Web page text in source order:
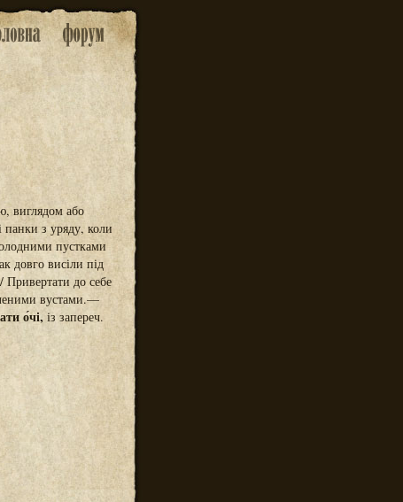
виглядом або
з уряду, коли
пустками
довго висіли під
до себе
вустами.—
о́чі, із запереч.